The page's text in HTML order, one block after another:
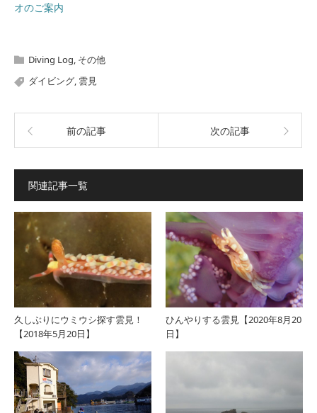
オのご案内
Diving Log, その他
ダイビング, 雲見
前の記事 次の記事
関連記事一覧
久しぶりにウミウシ探す雲見！
【2018年5月20日】
ひんやりする雲見【2020年8月20
日】